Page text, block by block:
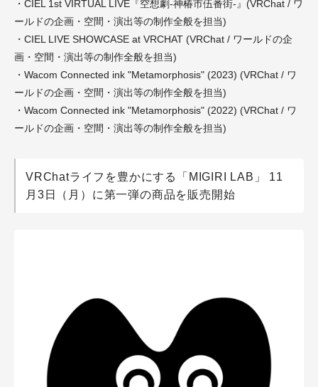
・CIEL 1st VIRTUAL LIVE『空想劇-神椿市伍番街-』(VRChat / ワ
ールドの企画・空間・演出等の制作全般を担当)
・CIEL LIVE SHOWCASE at VRCHAT (VRChat / ワールドの企
画・空間・演出等の制作全般を担当)
・Wacom Connected ink "Metamorphosis" (2023) (VRChat / ワ
ールドの企画・空間・演出等の制作全般を担当)
・Wacom Connected ink "Metamorphosis" (2022) (VRChat / ワ
ールドの企画・空間・演出等の制作全般を担当)
VRChatライフを豊かにする「MIGIRI LAB」 11
月3日（月）に第一弾の商品を販売開始